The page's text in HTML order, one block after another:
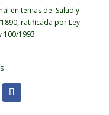
en temas de Salud y
ratificada por Ley
100/1993.